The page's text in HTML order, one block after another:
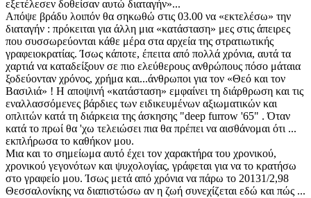
εξετέλεσεν δοθείσαν αυτώ διαταγήν»...
Απόψε βράδυ λοιπόν θα σηκωθώ στις 03.00 να «εκτελέσω» την
διαταγήν : πρόκειται για άλλη μια «κατάσταση» μες στις άπειρες
που συσσωρεύονται κάθε μέρα στα αρχεία της στρατιωτικής
γραφειοκρατίας. Ίσως κάποτε, έπειτα από πολλά χρόνια, αυτά τα
χαρτιά να καταδείξουν σε πιο ελεύθερους ανθρώπους πόσο μάταια
ξοδεύονταν χρόνος, χρήμα και...άνθρωποι για τον «Θεό και τον
Βασιλιά» ! Η αποψινή «κατάσταση» εμφαίνει τη διάρθρωση και τις
εναλλασσόμενες βάρδιες των ειδικευμένων αξιωματικών και
οπλιτών κατά τη διάρκεια της άσκησης "deep furrow '65" . Όταν
κατά το πρωί θα 'χω τελειώσει πια θα πρέπει να αισθάνομαι ότι ...
εκπλήρωσα το καθήκον μου.
Μια και το σημείωμα αυτό έχει τον χαρακτήρα του χρονικού,
χρονικού γεγονότων και ψυχολογίας, γράφεται για να το κρατήσω
στο γραφείο μου. Ίσως μετά από χρόνια να πάρω το 20131/2,98
Θεσσαλονίκης να διαπιστώσω αν η ζωή συνεχίζεται εδώ και πώς ...